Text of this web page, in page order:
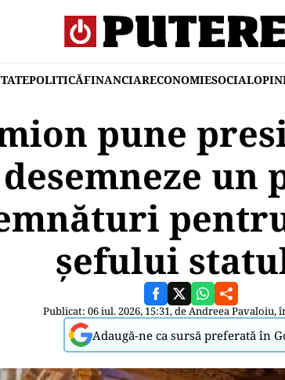
POLITICĂFINANCIARECONOMIESOCIAL
pune
un
șefului
Publicat: 06 iul. 2026, 15:31, deAndreea Pavaloiu,
Adaugă-ne ca sursă preferată în